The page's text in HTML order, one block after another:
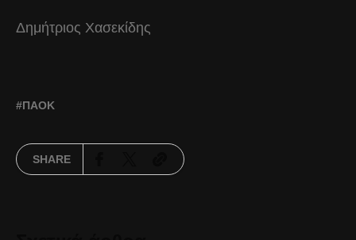
Δημήτριος Χασεκίδης
ΠΑΟΚ
SHARE